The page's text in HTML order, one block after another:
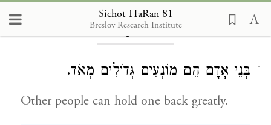
Sichot HaRan 81
Breslov Research Institute
Chapter 81
1 בְּנֵי אָדָם הֵם מוֹנְעִים גְּדוֹלִים מְאֹד.
Other people can hold one back greatly.